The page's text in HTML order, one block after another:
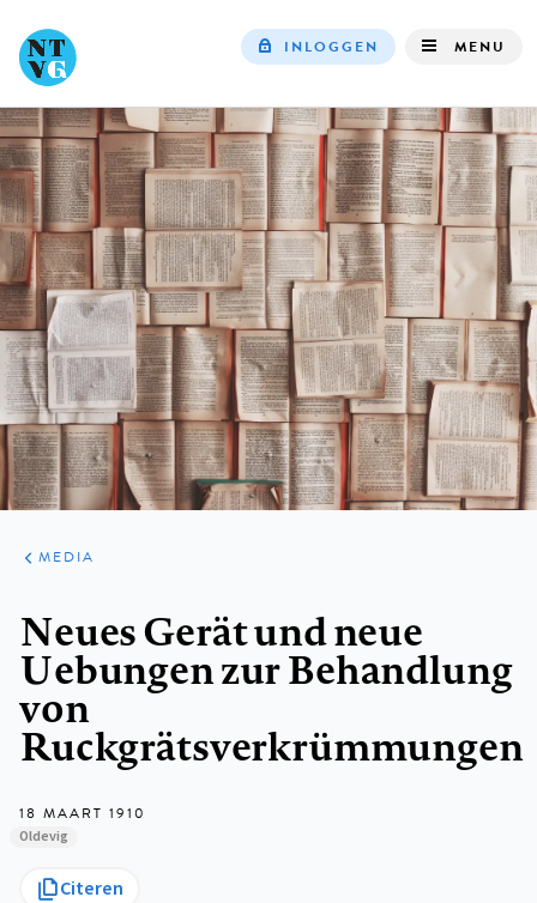
navigation
INLOGGEN MENU
ARTIKELEN
VARIA
MEDIA
Neues Gerät und neue
Uebungen zur Behandlung
von
Ruckgrätsverkrümmungen
18 MAART 1910
Oldevig
Citeren